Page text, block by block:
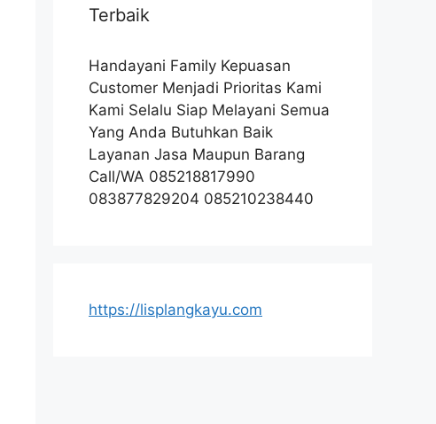
Terbaik
Handayani Family Kepuasan
Customer Menjadi Prioritas Kami
Kami Selalu Siap Melayani Semua
Yang Anda Butuhkan Baik
Layanan Jasa Maupun Barang
Call/WA 085218817990
083877829204 085210238440
https://lisplangkayu.com